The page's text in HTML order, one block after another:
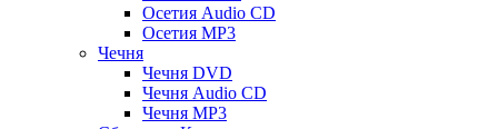
Осетия Audio CD
Осетия MP3
Чечня
Чечня DVD
Чечня Audio CD
Чечня MP3